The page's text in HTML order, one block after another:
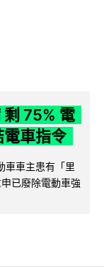
75% 電
車指令
車車主患有「里
已廢除電動車強